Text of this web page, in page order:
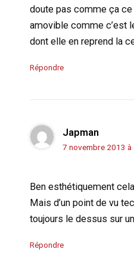
doute pas comme ça ce
amovible comme c’est
dont elle en reprend la
Répondre
Japman
7 novembre 2013 à
Ben esthétiquement
Mais d’un point de vu
toujours le dessus sur
Répondre